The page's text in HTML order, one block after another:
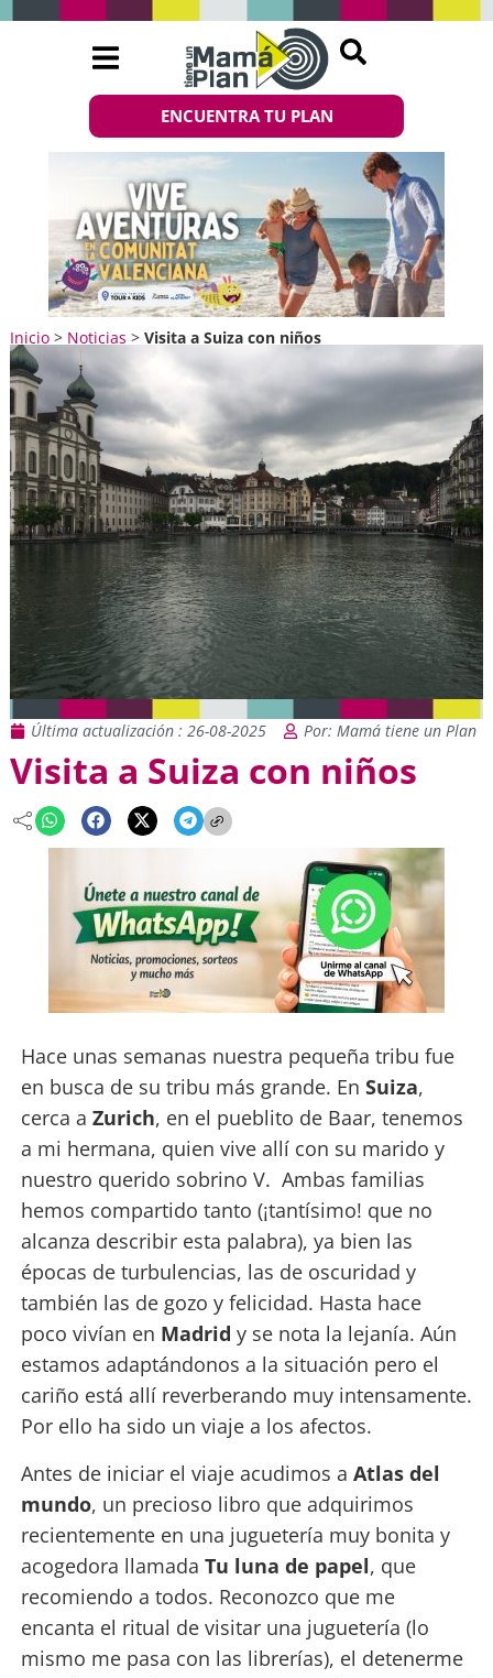
ENCUENTRA TU PLAN
Inicio> Noticias > Visita a Suiza con niños
Última actualización : 26-08-2025 Por: Mamá tiene un Plan
Visita a Suiza con niños
Hace unas semanas nuestra pequeña tribu fue
en busca de su tribu más grande. En Suiza,
cerca a Zurich, en el pueblito de Baar, tenemos
a mi hermana, quien vive allí con su marido y
nuestro querido sobrino V. Ambas familias
hemos compartido tanto (¡tantísimo! que no
alcanza describir esta palabra), ya bien las
épocas de turbulencias, las de oscuridad y
también las de gozo y felicidad. Hasta hace
poco vivían en Madrid y se nota la lejanía. Aún
estamos adaptándonos a la situación pero el
cariño está allí reverberando muy intensamente.
Por ello ha sido un viaje a los afectos.
Antes de iniciar el viaje acudimos a Atlas del
mundo, un precioso libro que adquirimos
recientemente en una juguetería muy bonita y
acogedora llamada Tu luna de papel, que
recomiendo a todos. Reconozco que me
encanta el ritual de visitar una juguetería (lo
mismo me pasa con las librerías), el detenerme